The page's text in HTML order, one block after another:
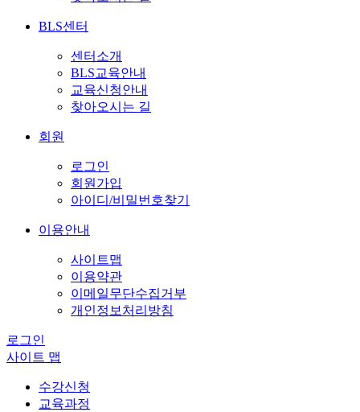
BLS센터
센터소개
BLS교육안내
교육신청안내
찾아오시는 길
회원
로그인
회원가입
아이디/비밀번호찾기
이용안내
사이트맵
이용약관
이메일무단수집거부
개인정보처리방침
로그인
사이트 맵
수강신청
교육과정